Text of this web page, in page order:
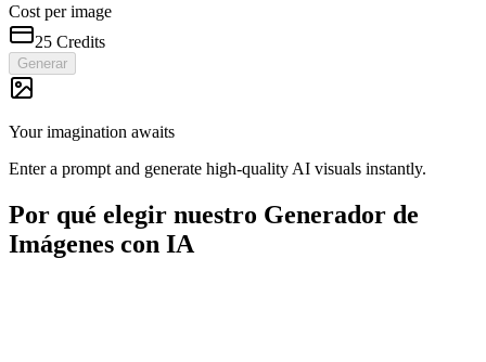
Cost per image
25 Credits
Generar
Your imagination awaits
Enter a prompt and generate high-quality AI visuals instantly.
Por qué elegir nuestro Generador de
Imágenes con IA